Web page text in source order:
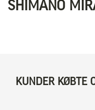
SHIMANO
KUNDER KØBTE